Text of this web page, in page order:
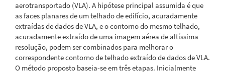
aerotransportado (VLA). A hipótese principal assumida é que
as faces planares de um telhado de edifício, acuradamente
extraídas de dados de VLA, e o contorno do mesmo telhado,
acuradamente extraído de uma imagem aérea de altíssima
resolução, podem ser combinados para melhorar o
correspondente contorno de telhado extraído de dados de VLA.
O método proposto baseia-se em três etapas. Inicialmente